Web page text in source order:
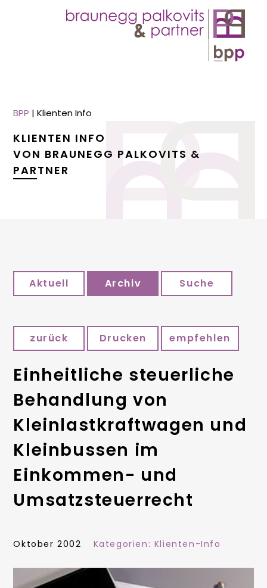
BPP |Klienten Info
KLIENTEN INFO
VON BRAUNEGG PALKOVITS &
PARTNER
Aktuell Archiv Suche
zurück Drucken empfehlen
Einheitliche steuerliche
Behandlung von
Kleinlastkraftwagen und
Kleinbussen im
Einkommen- und
Umsatzsteuerrecht
Oktober 2002 Kategorien: Klienten-Info